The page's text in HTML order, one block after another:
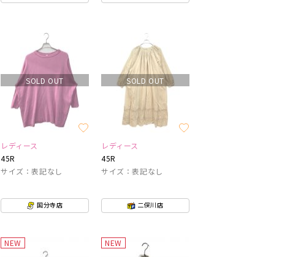
SOLD OUT
レディース
45R
サイズ：表記なし
国分寺店
SOLD OUT
レディース
45R
サイズ：表記なし
二俣川店
NEW NEW